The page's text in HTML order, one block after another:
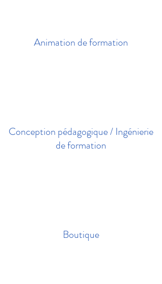
Animation de formation
Conception pédagogique / Ingénierie
de formation
Boutique